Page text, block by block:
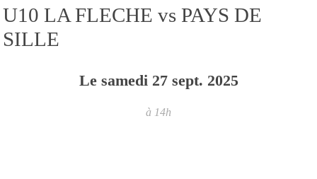
U10 LA FLECHE vs PAYS DE
SILLE
Le samedi 27 sept. 2025
à 14h